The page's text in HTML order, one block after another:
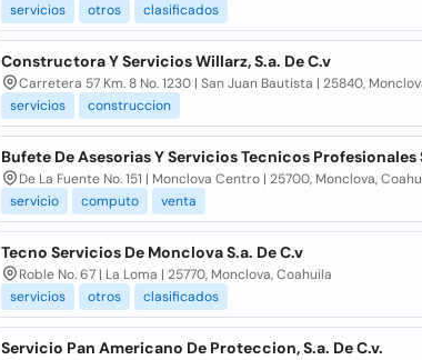
servicios
otros clasificados
Constructora Y Servicios Willarz, S.a. De C.v
Carretera 57 Km. 8 No. 1230 | San Juan Bautista | 25840,
servicios
construccion
Bufete De Asesorias Y Servicios Tecnicos Profesionales
De La Fuente No. 151 | Monclova Centro | 25700, Monclova,
servicio
computo venta
Tecno Servicios De Monclova S.a. De C.v
Roble No. 67 | La Loma | 25770, Monclova, Coahuila
servicios
otros clasificados
Servicio Pan Americano De Proteccion, S.a. De C.v.